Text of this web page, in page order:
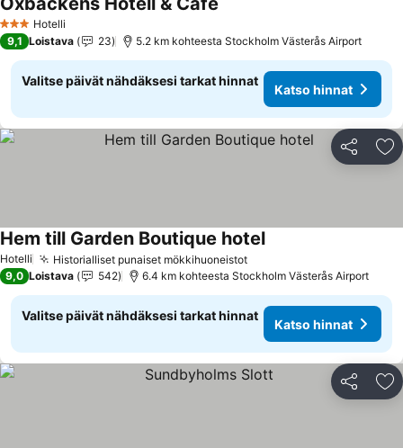
3 Tähtiluokitus
Hotelli
9,1 Loistava 23 5.2 km kohteesta Stockholm Västerås Airport
Valitse päivät nähdäksesi tarkat hinnat
Katso hinnat
Jaa
Hotelli Historialliset punaiset mökkihuoneistotKatso hinnat
Hem till Garden Boutique hotelKatso hinnat
9,0 Loistava 542 6.4 km kohteesta Stockholm Västerås Airport
Valitse päivät nähdäksesi tarkat hinnat
Katso hinnat
Jaa